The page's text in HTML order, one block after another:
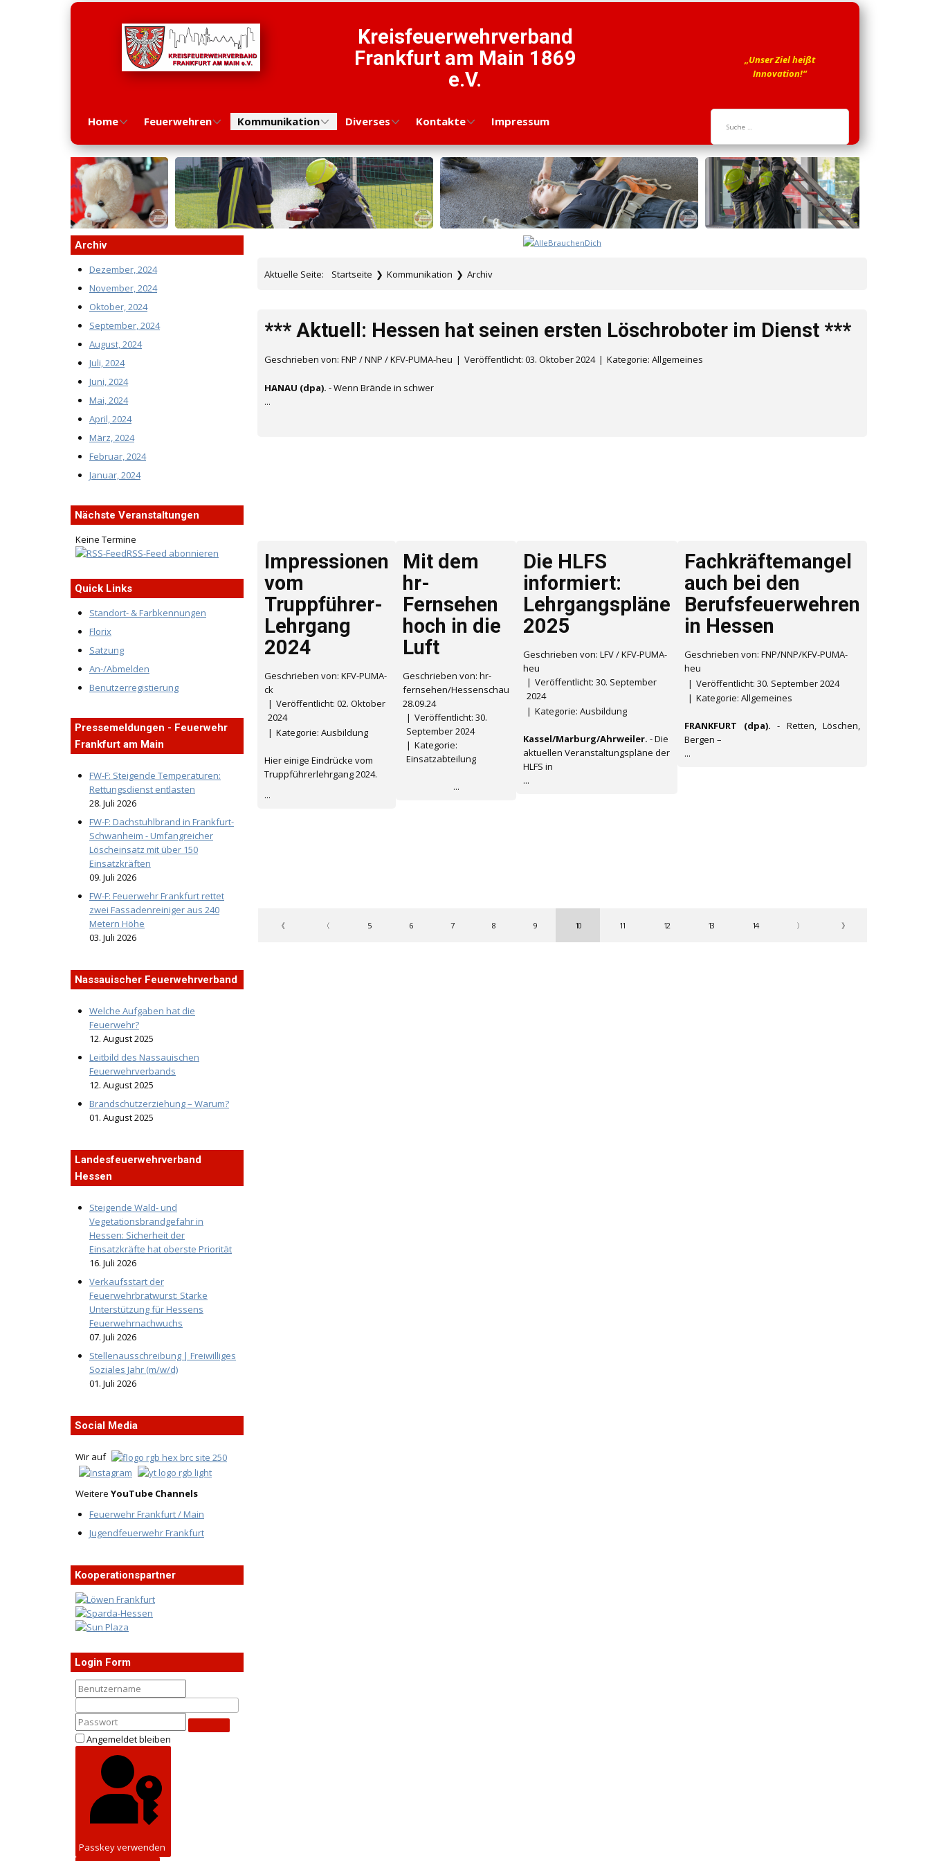
Kreisfeuerwehrverband
Frankfurt am Main 1869
e.V.
„Unser Ziel heißt
Innovation!“
Home Feuerwehren Kommunikation Diverses Kontakte Impressum
Archiv
Dezember, 2024
November, 2024
Oktober, 2024
September, 2024
August, 2024
Juli, 2024
Juni, 2024
Mai, 2024
April, 2024
März, 2024
Februar, 2024
Januar, 2024
Nächste Veranstaltungen
Keine Termine
RSS-Feed abonnieren
Quick Links
Standort- & Farbkennungen
Florix
Satzung
An-/Abmelden
Benutzerregistierung
Pressemeldungen - Feuerwehr
Frankfurt am Main
FW-F: Steigende Temperaturen:
Rettungsdienst entlasten
28. Juli 2026
FW-F: Dachstuhlbrand in Frankfurt-
Schwanheim - Umfangreicher
Löscheinsatz mit über 150
Einsatzkräften
09. Juli 2026
FW-F: Feuerwehr Frankfurt rettet
zwei Fassadenreiniger aus 240
Metern Höhe
03. Juli 2026
Nassauischer Feuerwehrverband
Welche Aufgaben hat die
Feuerwehr?
12. August 2025
Leitbild des Nassauischen
Feuerwehrverbands
12. August 2025
Brandschutzerziehung – Warum?
01. August 2025
Landesfeuerwehrverband
Hessen
Steigende Wald- und
Vegetationsbrandgefahr in
Hessen: Sicherheit der
Einsatzkräfte hat oberste Priorität
16. Juli 2026
Verkaufsstart der
Feuerwehrbratwurst: Starke
Unterstützung für Hessens
Feuerwehrnachwuchs
07. Juli 2026
Stellenausschreibung | Freiwilliges
Soziales Jahr (m/w/d)
01. Juli 2026
Social Media
Wir auf
Weitere YouTube Channels
Feuerwehr Frankfurt / Main
Jugendfeuerwehr Frankfurt
Kooperationspartner
Login Form
Angemeldet bleiben
Passkey verwenden
Aktuelle Seite: Startseite ❯ Kommunikation ❯ Archiv
*** Aktuell: Hessen hat seinen ersten Löschroboter im Dienst ***
Geschrieben von: FNP / NNP / KFV-PUMA-heu Veröffentlicht: 03. Oktober 2024 Kategorie: Allgemeines
HANAU (dpa). - Wenn Brände in schwer
...
Impressionen
vom
Truppführer-
Lehrgang
2024
Geschrieben von: KFV-PUMA-
ck
Veröffentlicht: 02. Oktober
2024
Kategorie: Ausbildung
Hier einige Eindrücke vom
Truppführerlehrgang 2024.
...
Mit dem
hr-
Fernsehen
hoch in die
Luft
Geschrieben von: hr-
fernsehen/Hessenschau
28.09.24
Veröffentlicht: 30.
September 2024
Kategorie:
Einsatzabteilung
...
Die HLFS
informiert:
Lehrgangspläne
2025
Geschrieben von: LFV / KFV-PUMA-
heu
Veröffentlicht: 30. September
2024
Kategorie: Ausbildung
Kassel/Marburg/Ahrweiler. - Die
aktuellen Veranstaltungspläne der
HLFS in
...
Fachkräftemangel
auch bei den
Berufsfeuerwehren
in Hessen
Geschrieben von: FNP/NNP/KFV-PUMA-
heu
Veröffentlicht: 30. September 2024
Kategorie: Allgemeines
FRANKFURT (dpa). - Retten, Löschen,
Bergen –
...
《 〈 5 6 7 8 9 10 11 12 13 14 〉 》